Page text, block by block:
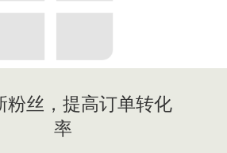
粉丝，提高订单转化
率